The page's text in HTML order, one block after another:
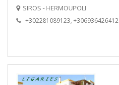
SIROS - HERMOUPOLI
+302281089123, +306936426412